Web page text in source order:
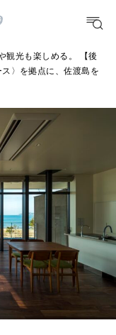
た
観光も楽しめる。 【後
〉を拠点に、佐渡島を